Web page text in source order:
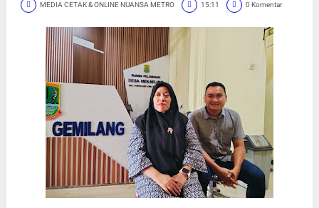
MEDIA CETAK & ONLINE NUANSA METRO 15:11 0 Komentar